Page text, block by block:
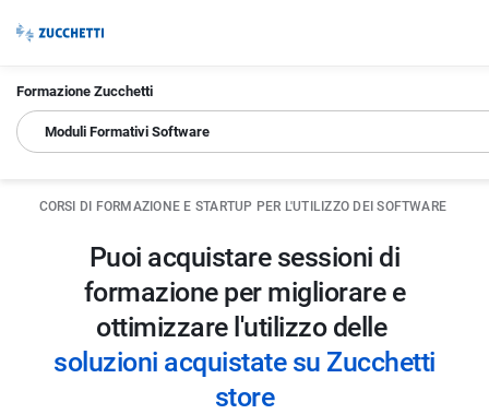
Formazione Zucchetti
Moduli Formativi Software
CORSI DI FORMAZIONE E STARTUP PER L'UTILIZZO DEI SOFTWARE
Puoi acquistare sessioni di
formazione per migliorare e
ottimizzare l'utilizzo delle
soluzioni acquistate su Zucchetti
store